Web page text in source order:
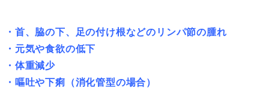
・首、脇の下、足の付け根などのリンパ節の腫れ
・元気や食欲の低下
・体重減少
・嘔吐や下痢（消化管型の場合）